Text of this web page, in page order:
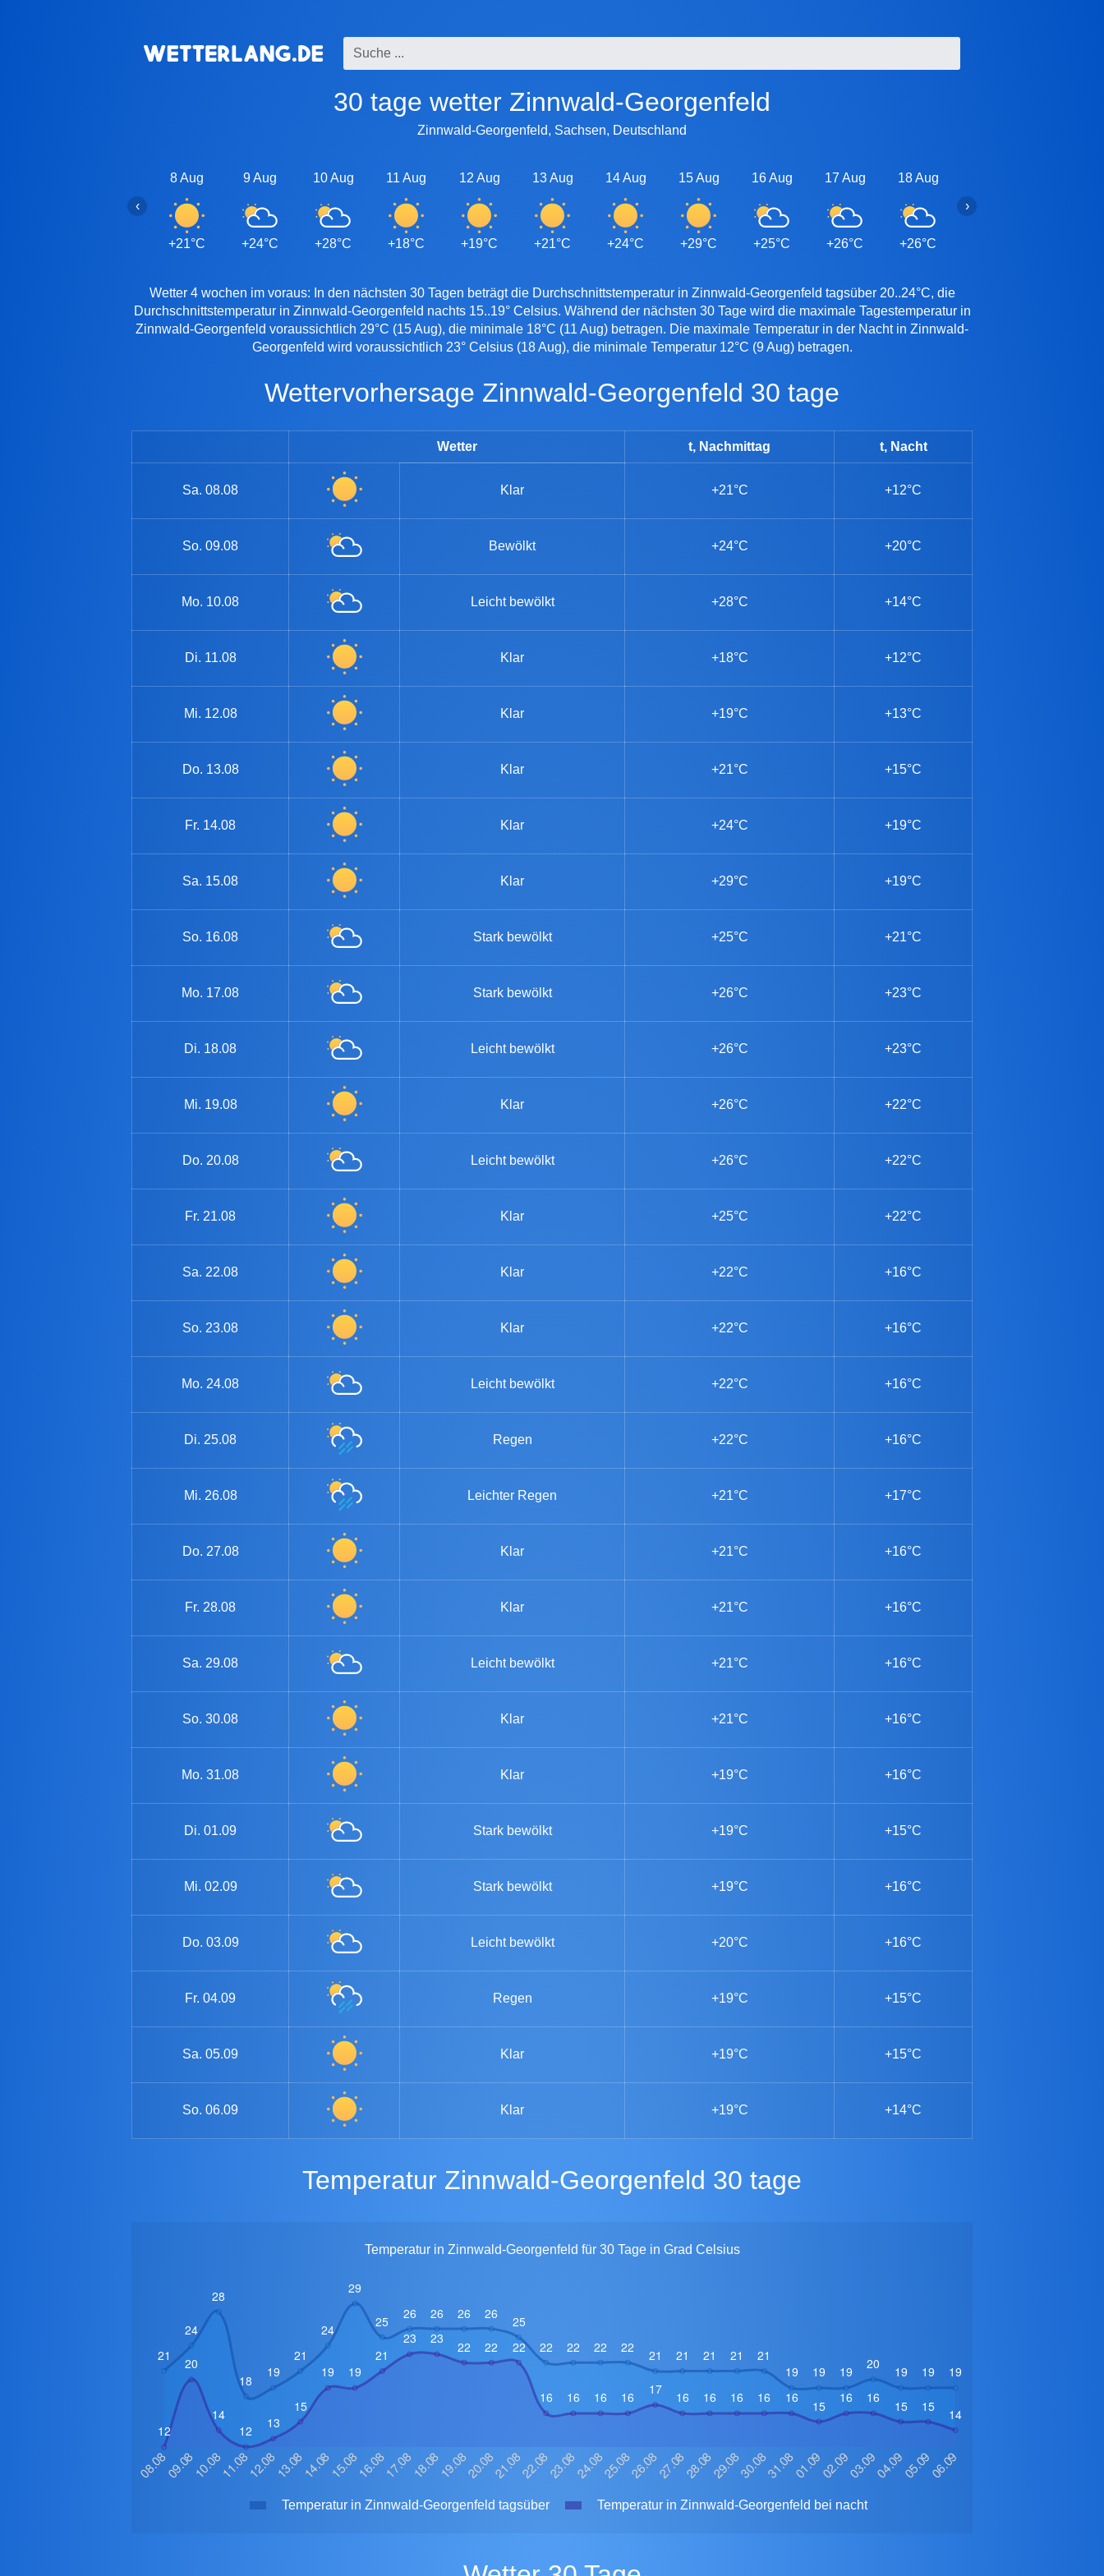
30 tage wetter Zinnwald-Georgenfeld
Zinnwald-Georgenfeld, Sachsen, Deutschland
8 Aug
+21°C
9 Aug
+24°C
10 Aug
+28°C
11 Aug
+18°C
12 Aug
+19°C
13 Aug
+21°C
14 Aug
+24°C
15 Aug
+29°C
16 Aug
+25°C
17 Aug
+26°C
18 Aug
+26°C
‹ ›
Wetter 4 wochen im voraus: In den nächsten 30 Tagen beträgt die Durchschnittstemperatur in Zinnwald-Georgenfeld tagsüber 20..24°C, die
Durchschnittstemperatur in Zinnwald-Georgenfeld nachts 15..19° Celsius. Während der nächsten 30 Tage wird die maximale Tagestemperatur in
Zinnwald-Georgenfeld voraussichtlich 29°C (15 Aug), die minimale 18°C (11 Aug) betragen. Die maximale Temperatur in der Nacht in Zinnwald-
Georgenfeld wird voraussichtlich 23° Celsius (18 Aug), die minimale Temperatur 12°C (9 Aug) betragen.
Wettervorhersage Zinnwald-Georgenfeld 30 tage
Wetter t, Nachmittag t, Nacht
Sa. 08.08 Klar +21°C +12°C
So. 09.08 Bewölkt +24°C +20°C
Mo. 10.08 Leicht bewölkt +28°C +14°C
Di. 11.08 Klar +18°C +12°C
Mi. 12.08 Klar +19°C +13°C
Do. 13.08 Klar +21°C +15°C
Fr. 14.08 Klar +24°C +19°C
Sa. 15.08 Klar +29°C +19°C
So. 16.08 Stark bewölkt +25°C +21°C
Mo. 17.08 Stark bewölkt +26°C +23°C
Di. 18.08 Leicht bewölkt +26°C +23°C
Mi. 19.08 Klar +26°C +22°C
Do. 20.08 Leicht bewölkt +26°C +22°C
Fr. 21.08 Klar +25°C +22°C
Sa. 22.08 Klar +22°C +16°C
So. 23.08 Klar +22°C +16°C
Mo. 24.08 Leicht bewölkt +22°C +16°C
Di. 25.08 Regen +22°C +16°C
Mi. 26.08 Leichter Regen +21°C +17°C
Do. 27.08 Klar +21°C +16°C
Fr. 28.08 Klar +21°C +16°C
Sa. 29.08 Leicht bewölkt +21°C +16°C
So. 30.08 Klar +21°C +16°C
Mo. 31.08 Klar +19°C +16°C
Di. 01.09 Stark bewölkt +19°C +15°C
Mi. 02.09 Stark bewölkt +19°C +16°C
Do. 03.09 Leicht bewölkt +20°C +16°C
Fr. 04.09 Regen +19°C +15°C
Sa. 05.09 Klar +19°C +15°C
So. 06.09 Klar +19°C +14°C
Temperatur Zinnwald-Georgenfeld 30 tage
Temperatur in Zinnwald-Georgenfeld für 30 Tage in Grad Celsius
Temperatur in Zinnwald-Georgenfeld tagsüber Temperatur in Zinnwald-Georgenfeld bei nacht